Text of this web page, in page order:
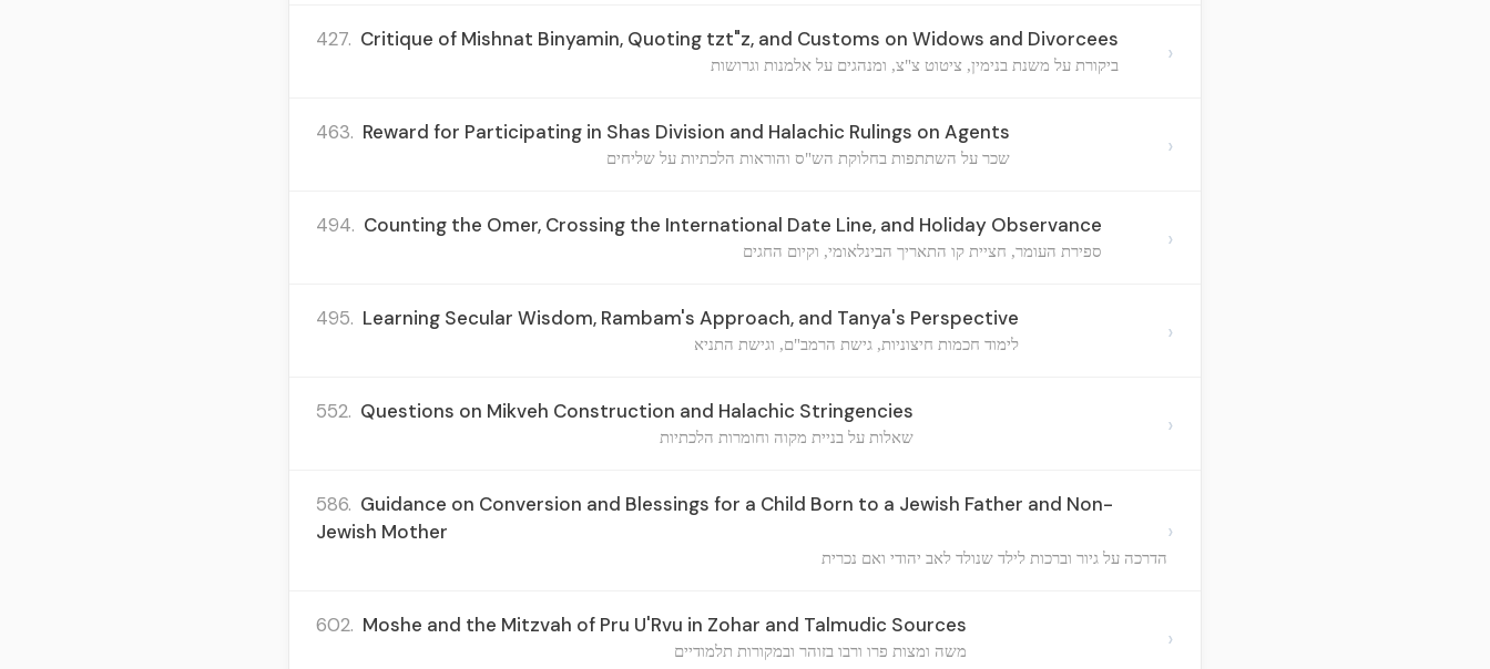
427. Critique of Mishnat Binyamin, Quoting tzt"z, and Customs on Widows and Divorcees
ביקורת על משנת בנימין, ציטוט צ"צ, ומנהגים על אלמנות וגרושות ›
463. Reward for Participating in Shas Division and Halachic Rulings on Agents
שכר על השתתפות בחלוקת הש"ס והוראות הלכתיות על שליחים ›
494. Counting the Omer, Crossing the International Date Line, and Holiday Observance
ספירת העומר, חציית קו התאריך הבינלאומי, וקיום החגים ›
495. Learning Secular Wisdom, Rambam's Approach, and Tanya's Perspective
לימוד חכמות חיצוניות, גישת הרמב"ם, וגישת התניא ›
552. Questions on Mikveh Construction and Halachic Stringencies
שאלות על בניית מקוה וחומרות הלכתיות ›
586. Guidance on Conversion and Blessings for a Child Born to a Jewish Father and Non-
Jewish Mother
הדרכה על גיור וברכות לילד שנולד לאב יהודי ואם נכרית
›
602. Moshe and the Mitzvah of Pru U'Rvu in Zohar and Talmudic Sources
משה ומצות פרו ורבו בזוהר ובמקורות תלמודיים ›